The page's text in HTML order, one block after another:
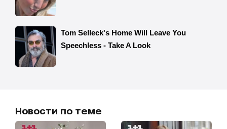
Новости по теме